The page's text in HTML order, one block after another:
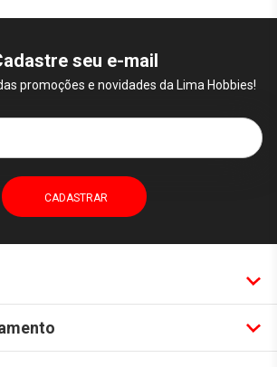
seu e-mail
promoções e novidades da Lima Hobbies!